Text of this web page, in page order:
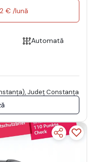
€ /lună
Automată
Județ Constanţa